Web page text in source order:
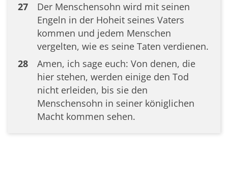
27
Der Menschensohn wird mit seinen
Engeln in der Hoheit seines Vaters
kommen und jedem Menschen
vergelten, wie es seine Taten verdienen.
28
Amen, ich sage euch: Von denen, die
hier stehen, werden einige den Tod
nicht erleiden, bis sie den
Menschensohn in seiner königlichen
Macht kommen sehen.